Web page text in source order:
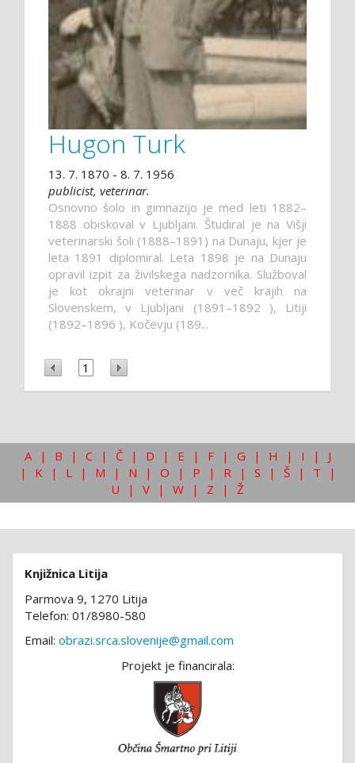
Hugon Turk
13. 7. 1870 - 8. 7. 1956
publicist, veterinar.
Osnovno šolo in gimnazijo je med leti 1882–
1888 obiskoval v Ljubljani. Študiral je na Višji
veterinarski šoli (1888–1891) na Dunaju, kjer je
leta 1891 diplomiral. Leta 1898 je na Dunaju
opravil izpit za živilskega nadzornika. Služboval
je kot okrajni veterinar v več krajih na
Slovenskem, v Ljubljani (1891–1892 ), Litiji
(1892–1896 ), Kočevju (189...
1
A | B | C | Č | D | E | F | G | H | I |
J
|
K | L | M | N | O | P | R | S | Š | T
|
U
| V | W | Z | Ž
Knjižnica Litija
Parmova 9, 1270 Litija
Telefon: 01/8980-580
Email: obrazi.srca.slovenije@gmail.com
Projekt je financirala: